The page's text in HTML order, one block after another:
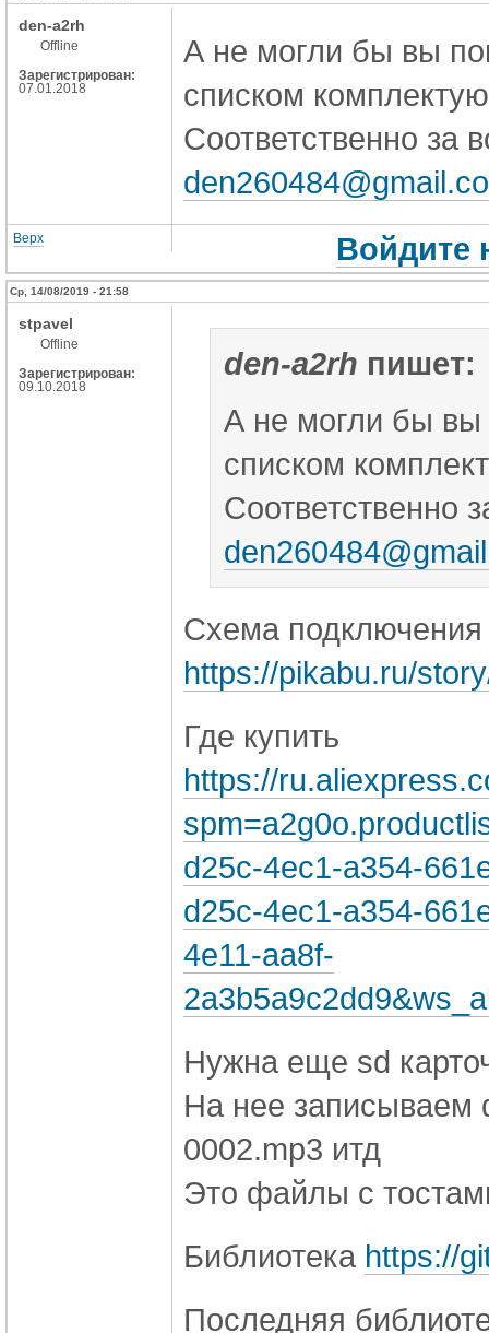
den-a2rh
Offline
Зарегистрирован:
07.01.2018
А не могли бы вы
списком
Соответственно за
Верх Войдите
Ср, 14/08/2019 - 21:58
stpavel
Offline
Зарегистрирован:
09.10.2018
den-a2rh пишет:
А не могли бы вы
списком
Соответственно
Схема подключения
https://pikabu.ru/
Где купить
https://
d25c-4ec1-a354-
d25c-4ec1-a354-
4e11-aa8f-
Нужна еще sd
На нее
0002.mp3 итд
Это файлы с
Библиотека https://
​Последняя